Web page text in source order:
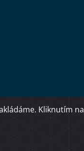
dopravy ČR
Kliknutím na